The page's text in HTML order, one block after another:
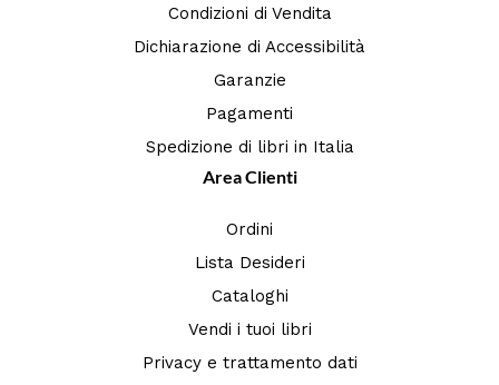
Condizioni di Vendita
Dichiarazione di Accessibilità
Garanzie
Pagamenti
Spedizione di libri in Italia
Area Clienti
Ordini
Lista Desideri
Cataloghi
Vendi i tuoi libri
Privacy e trattamento dati